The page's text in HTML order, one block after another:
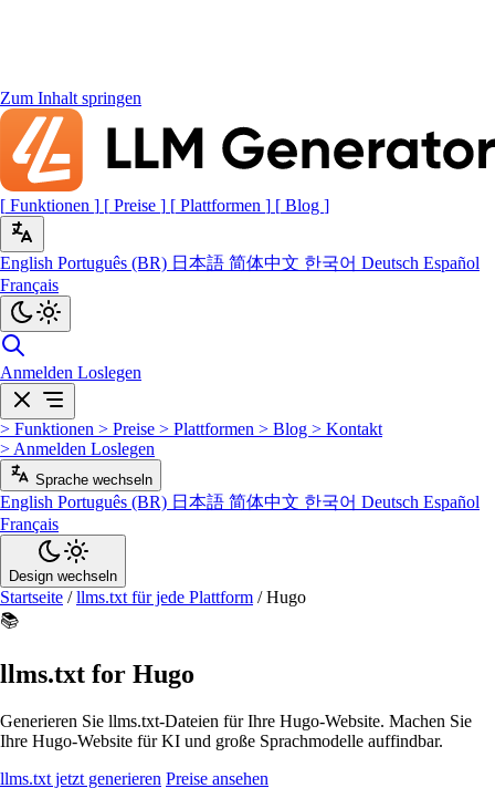
Zum Inhalt springen
[ Funktionen ] [ Preise ] [ Plattformen ] [ Blog ]
English Português (BR) 日本語 简体中文 한국어 Deutsch Español
Français
Anmelden Loslegen
> Funktionen > Preise > Plattformen > Blog > Kontakt
> Anmelden Loslegen
Sprache wechseln
English Português (BR) 日本語 简体中文 한국어 Deutsch Español
Français
Design wechseln
Startseite / llms.txt für jede Plattform / Hugo
📚
llms.txt for Hugo
Generieren Sie llms.txt-Dateien für Ihre Hugo-Website. Machen Sie
Ihre Hugo-Website für KI und große Sprachmodelle auffindbar.
llms.txt jetzt generieren Preise ansehen